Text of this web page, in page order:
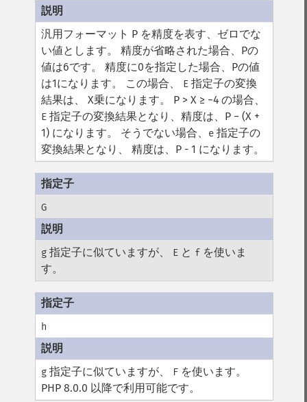
汎用フォーマット P を精度を表す、ゼロでな
い値とします。 精度が省略された場合、Pの
値は6です。 精度に0を指定した場合、Pの値
は1になります。 この場合、 E 指定子の変換
結果は、 X乗になります。 P > X ≥ −4 の場合、
E 指定子の変換結果となり、精度は、P − (X +
1) になります。 そうでない場合、 e 指定子の
変換結果となり、 精度は、P - 1 になります。
G
g 指定子に似ていますが、 E と f を使いま
す。
h
g 指定子に似ていますが、 F を使います。
PHP 8.0.0 以降で利用可能です。